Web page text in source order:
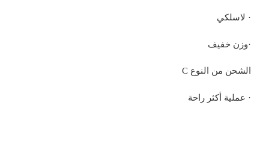
· لاسلكي
·وزن خفيف
الشحن من النوع C
· عملية أكثر راحة